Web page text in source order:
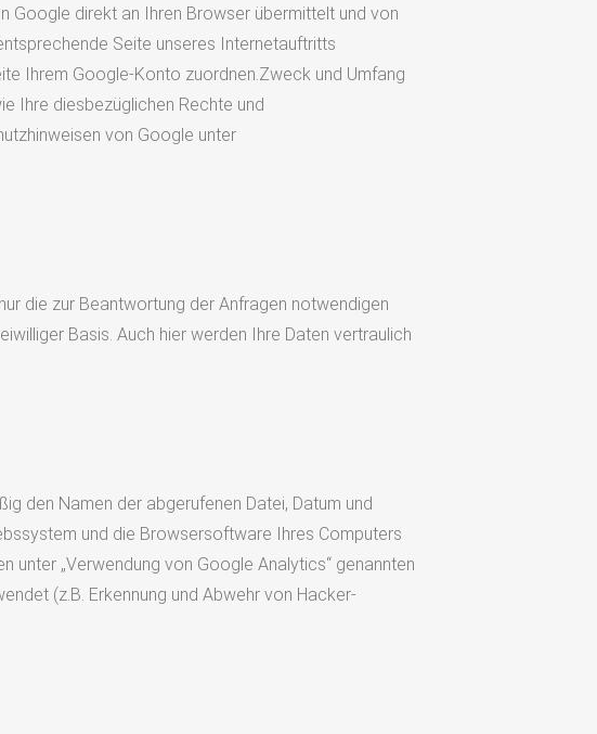
Google direkt an Ihren Browser übermittelt und von
Seite unseres Internetauftritts
Ihrem Google-Konto zuordnen.Zweck und Umfang
Ihre diesbezüglichen Rechte und
von Google unter
die zur Beantwortung der Anfragen notwendigen
Basis. Auch hier werden Ihre Daten vertraulich
den Namen der abgerufenen Datei, Datum und
und die Browsersoftware Ihres Computers
unter „Verwendung von Google Analytics“ genannten
(z.B. Erkennung und Abwehr von Hacker-